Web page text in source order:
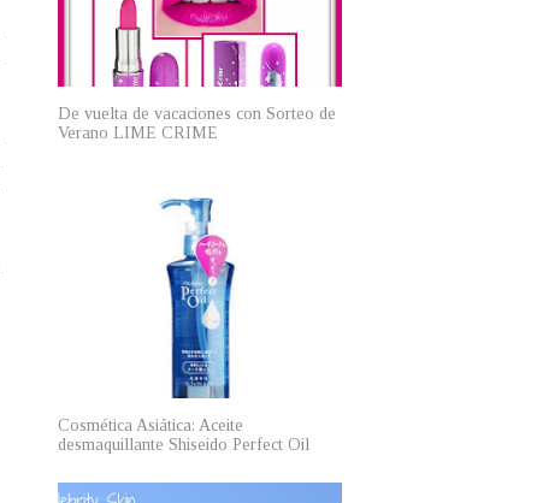
De vuelta de vacaciones con Sorteo de
Verano LIME CRIME
Cosmética Asiática: Aceite
desmaquillante Shiseido Perfect Oil